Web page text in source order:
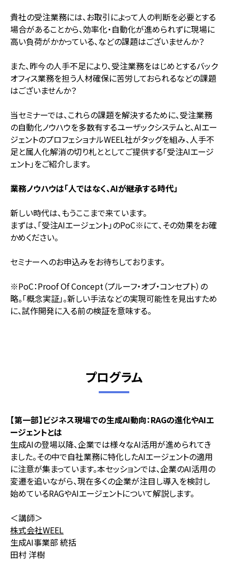
貴社の受注業務には、お取引によって人の判断を必要とする
場合があることから、効率化・自動化が進められずに現場に
高い負荷がかかっている、などの課題はございませんか？
また、昨今の人手不足により、受注業務をはじめとするバック
オフィス業務を担う人材確保に苦労しておられるなどの課題
はございませんか？
当セミナーでは、これらの課題を解決するために、受注業務
の自動化ノウハウを多数有するユーザックシステムと、AIエー
ジェントのプロフェショナルWEEL社がタッグを組み、人手不
足と属人化解消の切り札ととしてご提供する「受注AIエージ
ェント」をご紹介します。
業務ノウハウは「人ではなく、AIが継承する時代」
新しい時代は、もうここまで来ています。
まずは、「受注AIエージェント」のPoC※にて、その効果をお確
かめください。
セミナーへのお申込みをお待ちしております。
※PoC：Proof Of Concept（プルーフ・オブ・コンセプト）の
略。「概念実証」。新しい手法などの実現可能性を見出すため
に、試作開発に入る前の検証を意味する。
プログラム
【第一部】ビジネス現場での生成AI動向：RAGの進化やAIエ
ージェントとは
生成AIの登場以降、企業では様々なAI活用が進められてき
ました。その中で自社業務に特化したAIエージェントの適用
に注意が集まっています。本セッションでは、企業のAI活用の
変遷を追いながら、現在多くの企業が注目し導入を検討し
始めているRAGやAIエージェントについて解説します。
＜講師＞
株式会社WEEL
生成AI事業部 統括
田村 洋樹